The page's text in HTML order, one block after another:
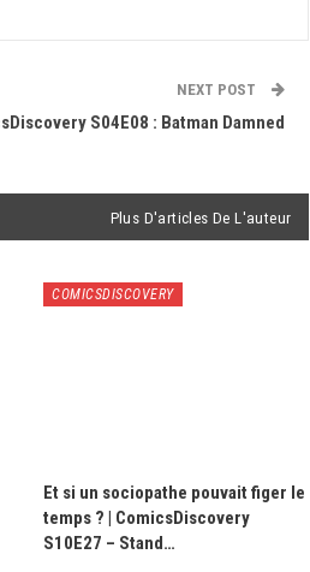
NEXT POST
S04E08 : Batman Damned
Plus D'articles De L'auteur
COMICSDISCOVERY
Et si un sociopathe pouvait figer le
temps ? | ComicsDiscovery
S10E27 – Stand…